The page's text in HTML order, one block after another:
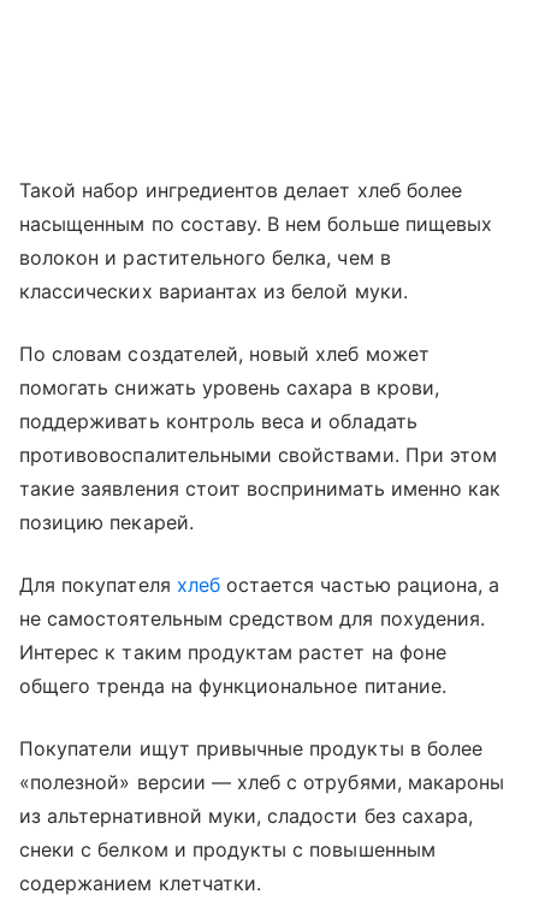
Такой набор ингредиентов делает хлеб более
насыщенным по составу. В нем больше пищевых
волокон и растительного белка, чем в
классических вариантах из белой муки.
По словам создателей, новый хлеб может
помогать снижать уровень сахара в крови,
поддерживать контроль веса и обладать
противовоспалительными свойствами. При этом
такие заявления стоит воспринимать именно как
позицию пекарей.
Для покупателя хлебостается частью рациона, а
не самостоятельным средством для похудения.
Интерес к таким продуктам растет на фоне
общего тренда на функциональное питание.
Покупатели ищут привычные продукты в более
«полезной» версии — хлеб с отрубями, макароны
из альтернативной муки, сладости без сахара,
снеки с белком и продукты с повышенным
содержанием клетчатки.